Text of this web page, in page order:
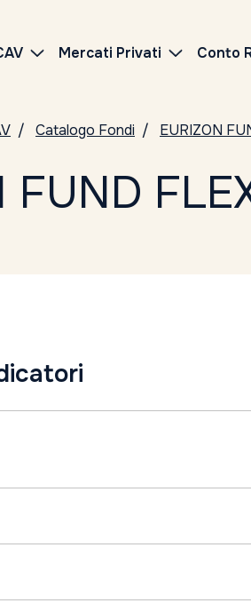
Mercati Privati Conto
Catalogo Fondi EURIZON
FUND